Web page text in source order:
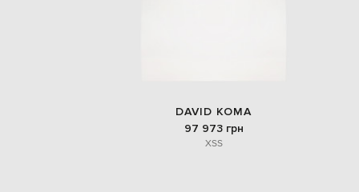
DAVID KOMA
97 973 грн
XSS